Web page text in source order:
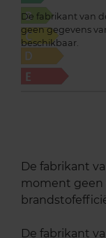
De fabrikant van
geen gegevens
beschikbaar.
De fabrikant
moment geen
De fabrikant